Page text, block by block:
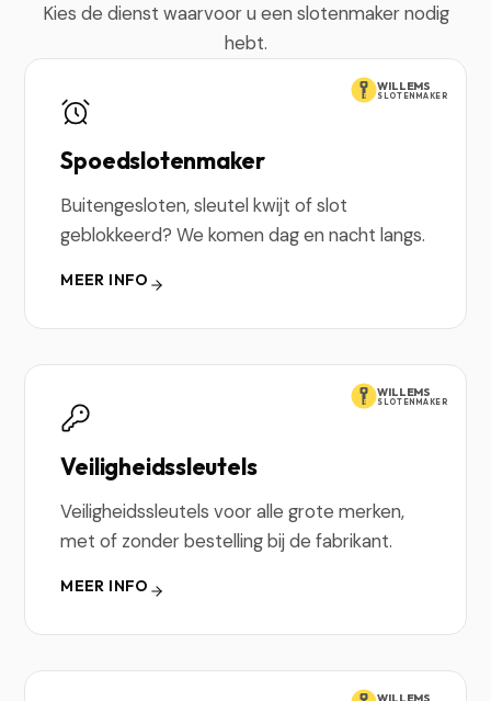
Kies de dienst waarvoor u een slotenmaker nodig
hebt.
WILLEMS
SLOTENMAKER
Spoedslotenmaker
Buitengesloten, sleutel kwijt of slot
geblokkeerd? We komen dag en nacht langs.
MEER INFO
WILLEMS
SLOTENMAKER
Veiligheidssleutels
Veiligheidssleutels voor alle grote merken,
met of zonder bestelling bij de fabrikant.
MEER INFO
WILLEMS